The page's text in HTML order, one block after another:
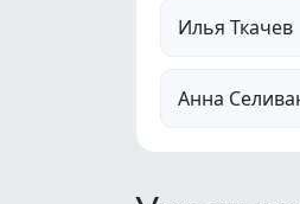
Илья Ткачев
Анна